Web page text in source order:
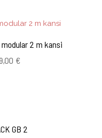
2 m kansi
€Hintaluokka:
GB 2